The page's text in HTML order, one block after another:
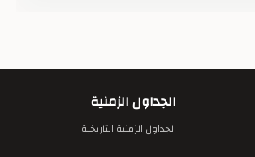
الجداول الزمنية
الجداول الزمنية التاريخية